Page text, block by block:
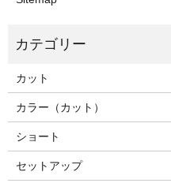
カット
カラー（カット）
ショート
セットアップ